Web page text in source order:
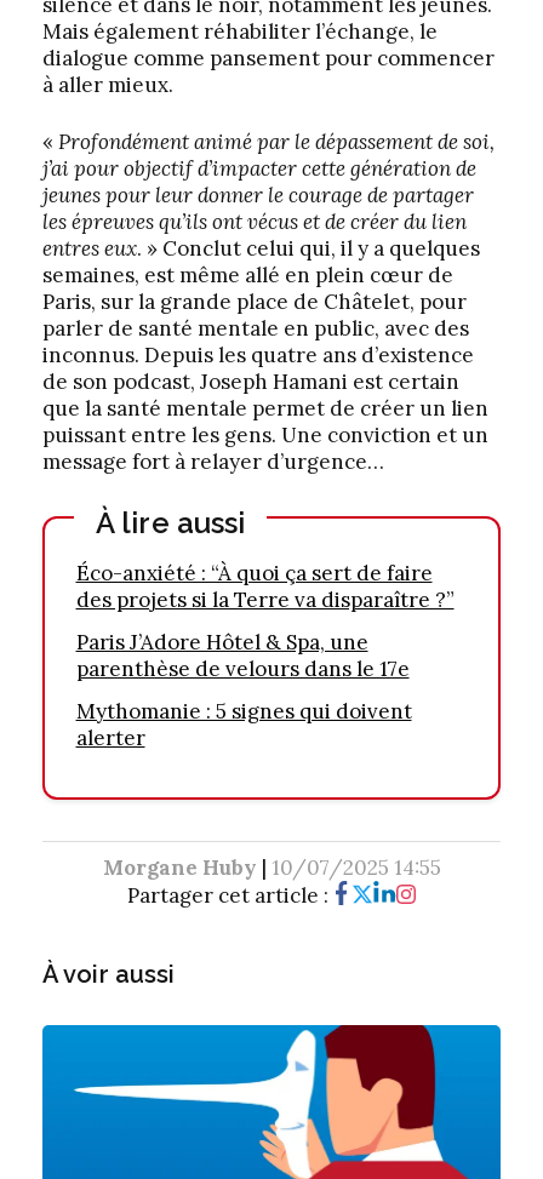
Mais également réhabiliter l’échange, le
dialogue comme pansement pour commencer
à aller mieux.
« Profondément animé par le dépassement de soi,
j’ai pour objectif d’impacter cette génération de
jeunes pour leur donner le courage de partager
les épreuves qu’ils ont vécus et de créer du lien
entres eux. » Conclut celui qui, il y a quelques
semaines, est même allé en plein cœur de
Paris, sur la grande place de Châtelet, pour
parler de santé mentale en public, avec des
inconnus. Depuis les quatre ans d’existence
de son podcast, Joseph Hamani est certain
que la santé mentale permet de créer un lien
puissant entre les gens. Une conviction et un
message fort à relayer d’urgence…
À lire aussi
Éco-anxiété : “À quoi ça sert de faire
des projets si la Terre va disparaître ?”
Paris J’Adore Hôtel & Spa, une
parenthèse de velours dans le 17e
Mythomanie : 5 signes qui doivent
alerter
Morgane Huby | 10/07/2025 14:55
Partager cet article :
À voir aussi